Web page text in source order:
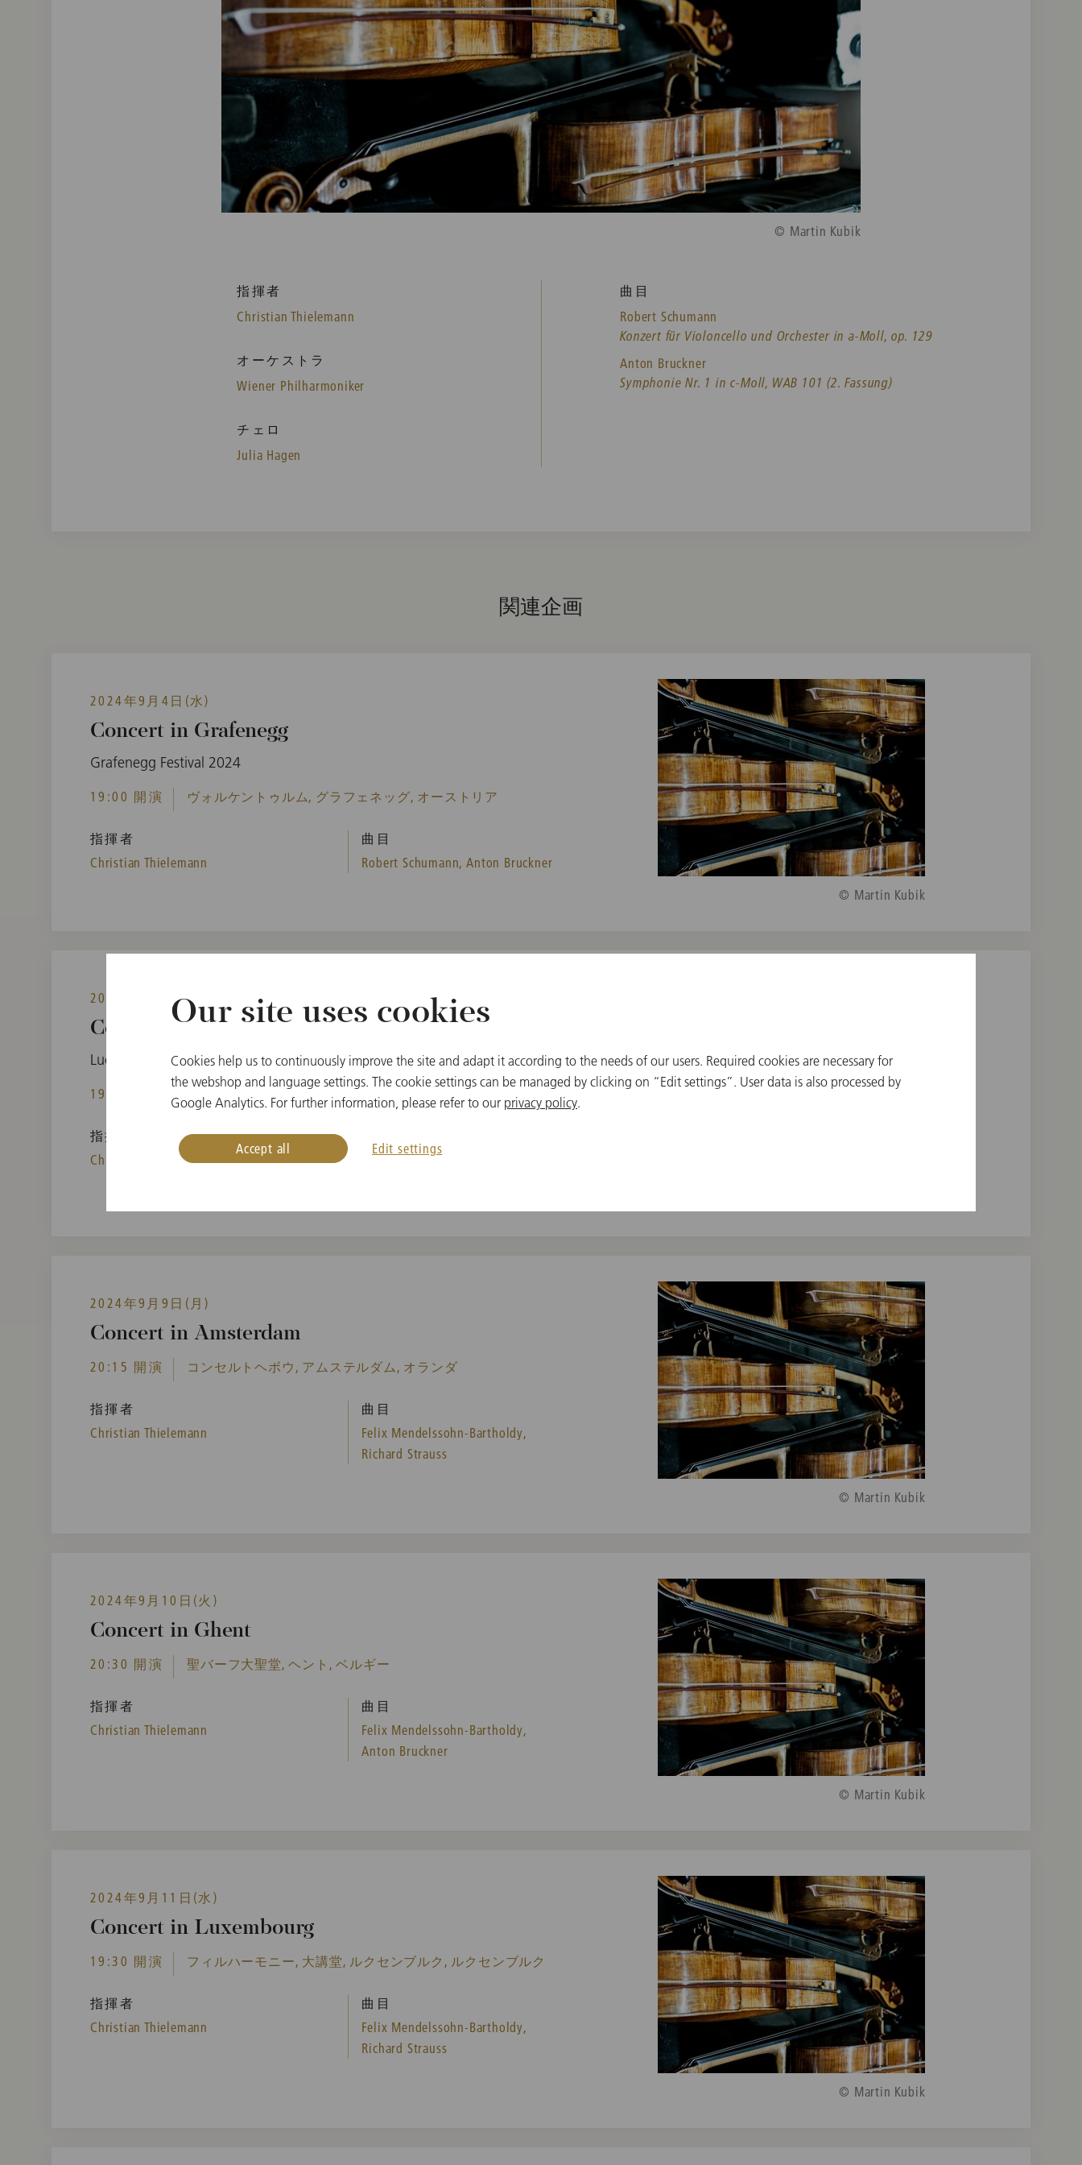
© Martin Kubik
指揮者
Christian Thielemann
オーケストラ
Wiener Philharmoniker
チェロ
Julia Hagen
曲目
Robert Schumann
Konzert für Violoncello und Orchester in a-Moll, op. 129
Anton Bruckner
Symphonie Nr. 1 in c-Moll, WAB 101 (2. Fassung)
関連企画
2024年9月4日(水)
Concert in Grafenegg
Grafenegg Festival 2024
19:00 開演 ヴォルケントゥルム, グラフェネッグ, オーストリア
指揮者
Christian Thielemann
曲目
Robert Schumann, Anton Bruckner
© Martin Kubik
2024年9月6日(金)
Concert in Lucerne
Lucerne Festival
19:30 開演 ルツェルン文化会議センター, ルツェルン, スイス
指揮者
Christian Thielemann
Felix Mendelssohn-Bartholdy,
2024年9月9日(月)
Concert in Amsterdam
20:15 開演 コンセルトヘボウ, アムステルダム, オランダ
指揮者
Christian Thielemann
曲目
Felix Mendelssohn-Bartholdy,
Richard Strauss
© Martin Kubik
2024年9月10日(火)
Concert in Ghent
20:30 開演 聖バーフ大聖堂, ヘント, ベルギー
指揮者
Christian Thielemann
曲目
Felix Mendelssohn-Bartholdy,
Anton Bruckner
© Martin Kubik
2024年9月11日(水)
Concert in Luxembourg
19:30 開演 フィルハーモニー, 大講堂, ルクセンブルク, ルクセンブルク
指揮者
Christian Thielemann
曲目
Felix Mendelssohn-Bartholdy,
Richard Strauss
© Martin Kubik
Our site uses cookies
Cookies help us to continuously improve the site and adapt it according to the needs of our users. Required cookies are necessary for
the webshop and language settings. The cookie settings can be managed by clicking on “Edit settings”. User data is also processed by
Google Analytics. For further information, please refer to our privacy policy.
Edit settings
Accept all